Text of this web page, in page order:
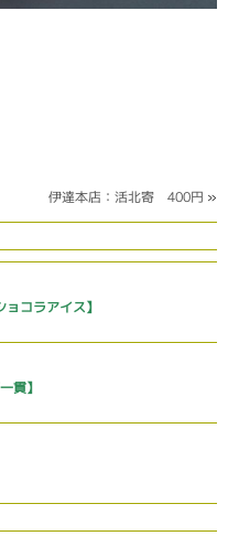
伊達本店：活北寄 400円 »
コラアイス】
貫】